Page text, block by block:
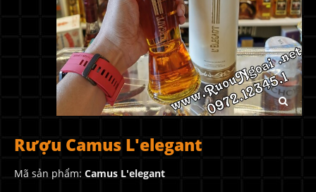
Rượu Camus L'elegant
Mã sản phẩm: Camus L'elegant